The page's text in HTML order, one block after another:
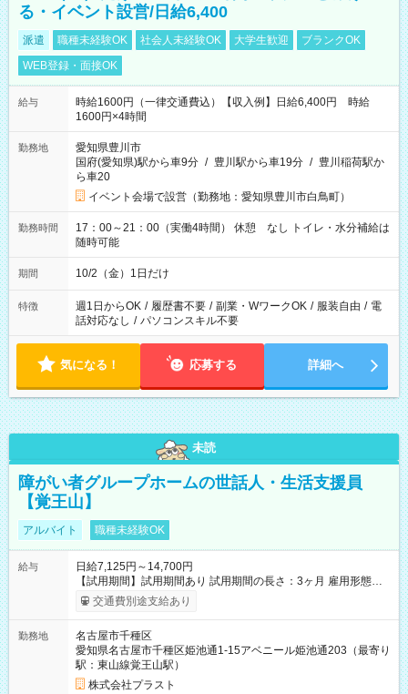
る・イベント設営/日給6,400
派遣 職種未経験OK 社会人未経験OK 大学生歓迎
ブランクOK
WEB登録・面接OK
給与
時給1600円（一律交通費込）【収入例】日給6,400円 時給
1600円×4時間
勤務地
愛知県豊川市
国府(愛知県)駅から車9分 / 豊川駅から車19分 / 豊川稲荷駅か
ら車20
イベント会場で設営（勤務地：愛知県豊川市白鳥町）
勤務時間
17：00～21：00（実働4時間） 休憩 なし トイレ・水分補給は
随時可能
期間 10/2（金）1日だけ
特徴 週1日からOK / 履歴書不要 / 副業・WワークOK / 服装自由 / 電
話対応なし / パソコンスキル不要
気になる！ 応募する 詳細へ
未読
障がい者グループホームの世話人・生活支援員
【覚王山】
アルバイト 職種未経験OK
給与
日給7,125円～14,700円
【試用期間】試用期間あり 試用期間の長さ：3ヶ月 雇用形態、
給与は本採用時と同じです。
交通費別途支給あり
勤務地
名古屋市千種区
愛知県名古屋市千種区姫池通1-15アベニール姫池通203（最寄り
駅：東山線覚王山駅）
株式会社プラスト